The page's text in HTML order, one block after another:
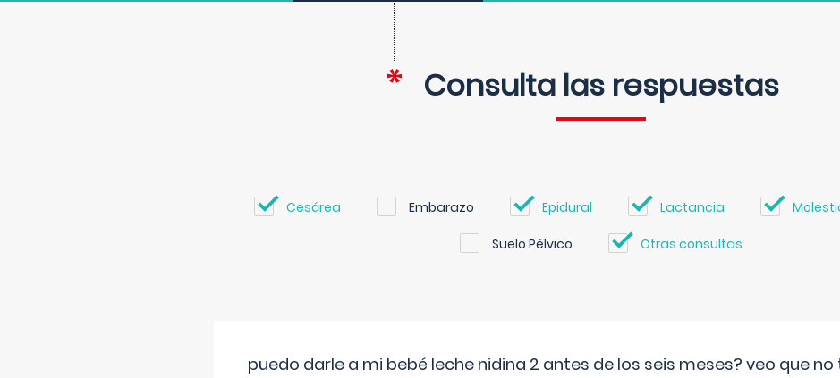
Consulta las respuestas
Cesárea Embarazo Epidural Lactancia
Suelo Pélvico Otras consultas
puedo darle a mi bebé leche nidina 2 antes de los seis meses? veo que